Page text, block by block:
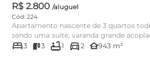
R$ 2.800 /aluguel
Cód: 224
Apartamento nascente de 3 quartos
sendo uma suíte, varanda grande
banheiro social...
bed3 3 bathtub1 directions_car2 other_houses943 m²